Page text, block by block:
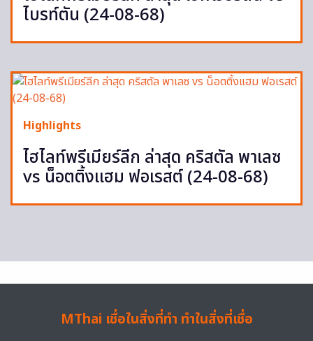
ไบรท์ตัน (24-08-68)
Highlights
ไฮไลท์พรีเมียร์ลีก ล่าสุด คริสตัล พาเลซ
vs น็อตติ้งแฮม ฟอเรสต์ (24-08-68)
MThai เชื่อในสิ่งที่ทำ ทำในสิ่งที่เชื่อ